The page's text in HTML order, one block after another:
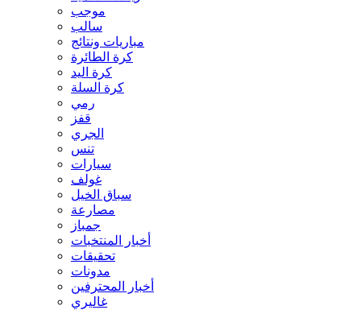
موجب
سالب
مباريات ونتائج
كرة الطائرة
كرة اليد
كرة السلة
رمي
قفز
الجري
تنس
سيارات
غولف
سباق الخيل
مصارعة
جمباز
أخبار المنتخبات
تحقيقات
مدونات
أخبار المحترفين
غاليري